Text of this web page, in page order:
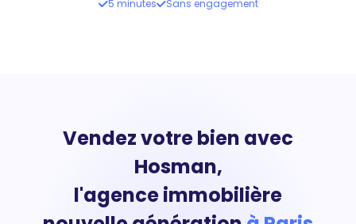
5 minutes Sans engagement
Vendez votre bien avec
Hosman,
l'agence immobilière